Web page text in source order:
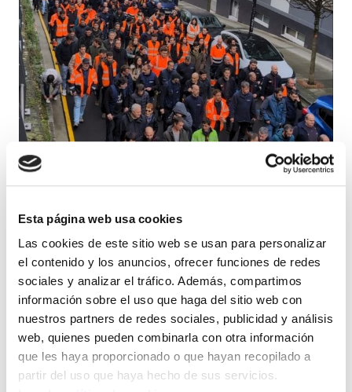
Esta página web usa cookies
Las cookies de este sitio web se usan para personalizar
el contenido y los anuncios, ofrecer funciones de redes
sociales y analizar el tráfico. Además, compartimos
información sobre el uso que haga del sitio web con
nuestros partners de redes sociales, publicidad y análisis
web, quienes pueden combinarla con otra información
que les haya proporcionado o que hayan recopilado a
partir del uso que haya hecho de sus servicios.
El acuerdo garantiza subidas salariales
por encima del IPC, nuevas
contrataciones indefinidas y mejoras en
las condiciones laborales.